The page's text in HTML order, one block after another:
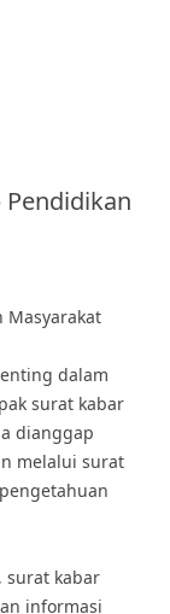
Pendidikan
Masyarakat
dalam
surat kabar
dianggap
melalui surat
surat kabar
informasi